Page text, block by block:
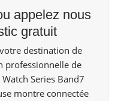
appelez nous
gratuit
votre destination de
professionnelle de
Series Band7
montre connectée